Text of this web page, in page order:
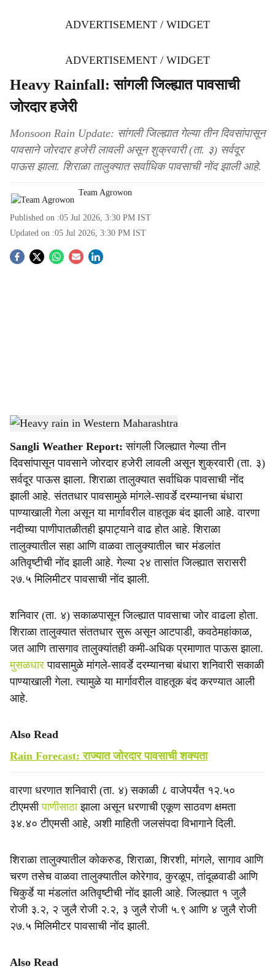
ADVERTISEMENT / WIDGET
ADVERTISEMENT / WIDGET
Heavy Rainfall: सांगली जिल्ह्यात पावसाची
जोरदार हजेरी
Monsoon Rain Update: सांगली जिल्ह्यात गेल्या तीन दिवसांपासून
पावसाने जोरदार हजेरी लावली असून शुक्रवारी (ता. ३) सर्वदूर
पाऊस झाला. शिराळा तालुक्यात सर्वाधिक पावसाची नोंद झाली आहे.
Team Agrowon
Published on :05 Jul 2026, 3:30 PM IST
Updated on :05 Jul 2026, 3:30 PM IST
S
a
r
e
Heavy rainfall in Sangli district today-Agrowon
Sangli Weather Report: सांगली जिल्ह्यात गेल्या तीन
दिवसांपासून पावसाने जोरदार हजेरी लावली असून शुक्रवारी (ता. ३)
सर्वदूर पाऊस झाला. शिराळा तालुक्यात सर्वाधिक पावसाची नोंद
झाली आहे. संततधार पावसामुळे मांगले-सावर्डे दरम्यानचा बंधारा
पाण्याखाली गेला असून या मार्गावरील वाहतूक बंद झाली आहे. वारणा
नदीच्या पाणीपातळीतही झपाट्याने वाढ होत आहे. शिराळा
तालुक्यातील सहा आणि वाळवा तालुक्यातील चार मंडलांत
अतिवृष्टीची नोंद झाली आहे. गेल्या २४ तासांत जिल्ह्यात सरासरी
२७.५ मिलिमीटर पावसाची नोंद झाली.
शनिवार (ता. ४) सकाळपासून जिल्ह्यात पावसाचा जोर वाढला होता.
शिराळा तालुक्यात संततधार सुरू असून आटपाडी, कवठेमहांकाळ,
जत आणि तासगाव तालुक्यांतही कमी-अधिक प्रमाणात पाऊस झाला.
मुसळधार पावसामुळे मांगले-सावर्डे दरम्यानचा बंधारा शनिवारी सकाळी
पाण्याखाली गेला. त्यामुळे या मार्गावरील वाहतूक बंद करण्यात आली
आहे.
Also Read
Rain Forecast: राज्यात जोरदार पावसाची शक्यता
वारणा धरणात शनिवारी (ता. ४) सकाळी ८ वाजेपर्यंत १२.५०
टीएमसीपाणीसाठाझाला असून धरणाची एकूण साठवण क्षमता
३४.४० टीएमसी आहे, अशी माहिती जलसंपदा विभागाने दिली.
शिराळा तालुक्यातील कोकरुड, शिराळा, शिरशी, मांगले, सागाव आणि
चरण तसेच वाळवा तालुक्यातील कोरेगाव, कुरळूप, तांदूळवाडी आणि
चिकुर्डे या मंडलांत अतिवृष्टीची नोंद झाली आहे. जिल्ह्यात १ जुलै
रोजी ३.२, २ जुलै रोजी २.२, ३ जुलै रोजी ५.९ आणि ४ जुलै रोजी
२७.५ मिलिमीटर पावसाची नोंद झाली.
Also Read